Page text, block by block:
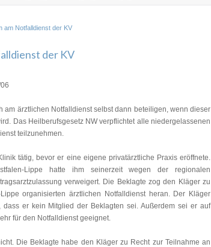
am Notfalldienst der KV
der KV
am ärztlichen Notfalldienst selbst dann beteiligen, wenn dieser
Das Heilberufsgesetz NW verpflichtet alle niedergelassenen
teilzunehmen.
tätig, bevor er eine eigene privatärztliche Praxis eröffnete.
Lippe hatte ihm seinerzeit wegen der regionalen
verweigert. Die Beklagte zog den Kläger zu
organisierten ärztlichen Notfalldienst heran. Der Kläger
er kein Mitglied der Beklagten sei. Außerdem sei er auf
für den Notfalldienst geeignet.
Die Beklagte habe den Kläger zu Recht zur Teilnahme an